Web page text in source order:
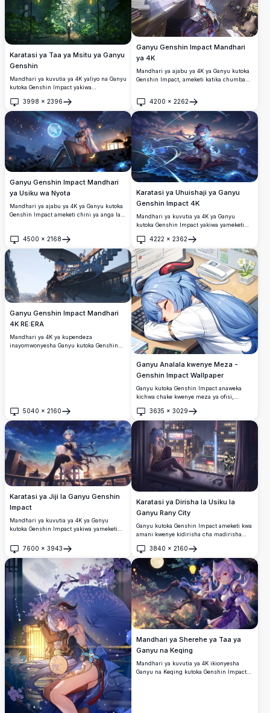
Karatasi ya Taa ya Msitu ya Ganyu
Genshin
Mandhari ya kuvutia ya 4K yaliyo na Ganyu
kutoka Genshin Impact yakiwa
msitu iliyo na taa zinazowaka na vipepeo
wanaong'aa, iliyozungukwa na kijani
kibichi na miale ya ajabu ya mwanga.
3998 × 2396
Fungua
Ganyu Genshin Impact Mandhari
ya 4K
Mandhari ya ajabu ya 4K ya Ganyu kutoka
Genshin Impact, ameketi katika chumba
maandishi ya kale, na vitabu, akitazama
kwa kina nje ya dirisha lenye mwangaza
wa mwezi.
4200 × 2262
Fungua
Ganyu Genshin Impact Mandhari
ya Usiku wa Nyota
Mandhari ya ajabu ya 4K ya Ganyu kutoka
Genshin Impact ameketi chini ya anga la
nzi wa moto wa dhahabu, vipepeo, na hali
ya hewa ya ajabu ya mbinguni.
4500 × 2168
Fungua
Karatasi ya Uhuishaji ya Ganyu
Genshin Impact 4K
Mandhari ya kuvutia ya 4K ya Ganyu
kutoka Genshin Impact yakiwa yameketi
yakiwa yamezungukwa na obiti za buluu
inayong'aa, nywele zinazotiririka, na anga
ya kuvutia yenye mwanga wa nyota yenye
mawimbi ya ajabu.
4222 × 2362
Fungua
Ganyu Genshin Impact Mandhari
4K RE:ERA
Mandhari ya 4K ya kupendeza
inayomwonyesha Ganyu kutoka Genshin
5040 × 2160
Fungua
Ganyu Analala kwenye Meza -
Genshin Impact Wallpaper
Ganyu kutoka Genshin Impact anaweka
kichwa chake kwenye meza ya ofisi,
ujumbe wa hitilafu wa Internet Explorer.
Wallpaper ya anime ya kuvutia yenye
azimio la juu na maelezo ya nywele laini
za bluu.
3635 × 3029
Fungua
Karatasi ya Jiji la Ganyu Genshin
Impact
Mandhari ya kuvutia ya 4K ya Ganyu
kutoka Genshin Impact yakiwa yameketi
usiku yenye nyota.
7600 × 3943
Fungua
Karatasi ya Dirisha la Usiku la
Ganyu Rany City
Ganyu kutoka Genshin Impact ameketi kwa
amani kwenye kidirisha cha madirisha
joto huku akitazama mandhari inayong'aa
ya cyberpunk.
3840 × 2160
Fungua
Mandhari ya Sherehe ya Taa ya
Ganyu na Keqing
Mandhari ya kuvutia ya 4K ikionyesha
Ganyu na Keqing kutoka Genshin Impact